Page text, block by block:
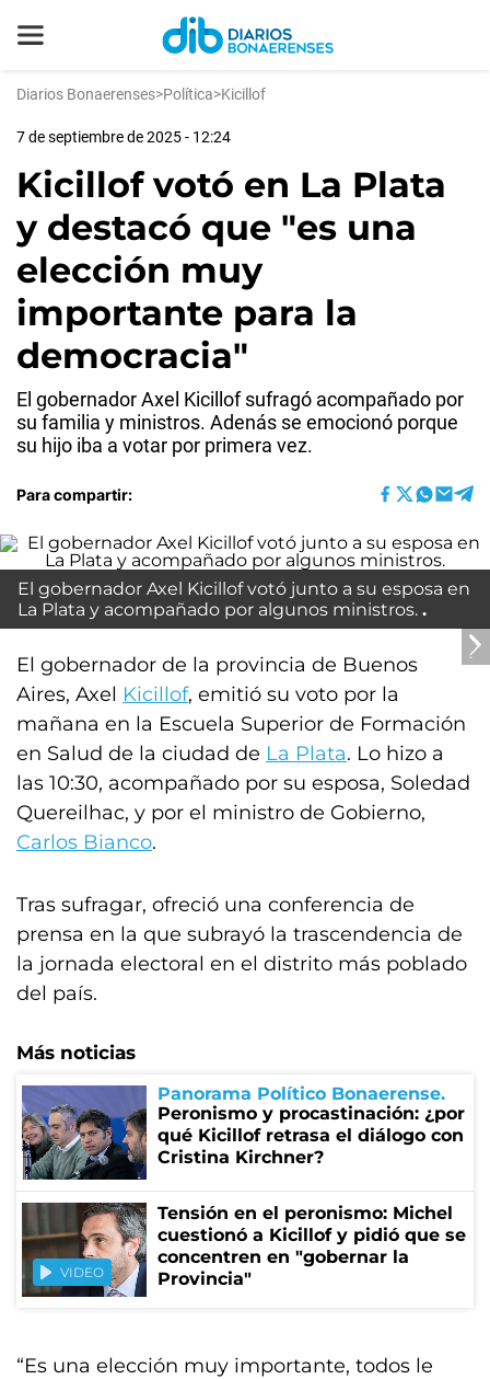
Diarios Bonaerenses>Política>Kicillof
7 de septiembre de 2025 - 12:24
Kicillof votó en La Plata
y destacó que "es una
elección muy
importante para la
democracia"
El gobernador Axel Kicillof sufragó acompañado por
su familia y ministros. Adenás se emocionó porque
su hijo iba a votar por primera vez.
Para compartir:
El gobernador Axel Kicillof votó junto a su esposa en
La Plata y acompañado por algunos ministros.
El gobernador de la provincia de Buenos
Aires, Axel Kicillof, emitió su voto por la
mañana en la Escuela Superior de Formación
en Salud de la ciudad de La Plata. Lo hizo a
las 10:30, acompañado por su esposa, Soledad
Quereilhac, y por el ministro de Gobierno,
Carlos Bianco.
Tras sufragar, ofreció una conferencia de
prensa en la que subrayó la trascendencia de
la jornada electoral en el distrito más poblado
del país.
Más noticias
Panorama Político Bonaerense
Peronismo y procastinación: ¿por
qué Kicillof retrasa el diálogo con
Cristina Kirchner?
VIDEO
Tensión en el peronismo: Michel
cuestionó a Kicillof y pidió que se
concentren en "gobernar la
Provincia"
“Es una elección muy importante, todos le